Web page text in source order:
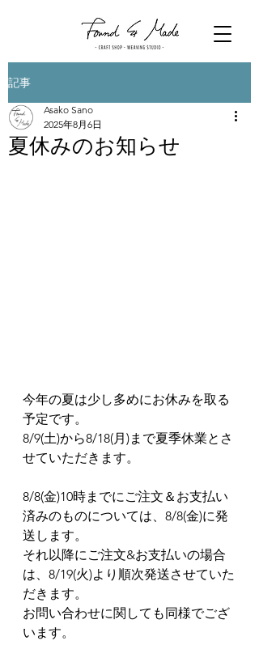
記事
夏休みのお知らせ
Asako Sano
2025年8月6日
今年の夏は少し多めにお休みを取る
予定です。
8/9(土)から8/18(月)まで夏季休業とさ
せていただきます。
8/8(金)10時までにご注文＆お支払い
済みのものについては、8/8(金)に発
送します。
それ以降にご注文&お支払いの場合
は、8/19(火)より順次発送させていた
だきます。
お問い合わせに関しても同様でござ
います。